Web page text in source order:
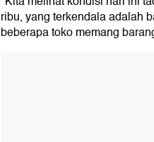
ribu, yang terkendala adalah
beberapa toko memang